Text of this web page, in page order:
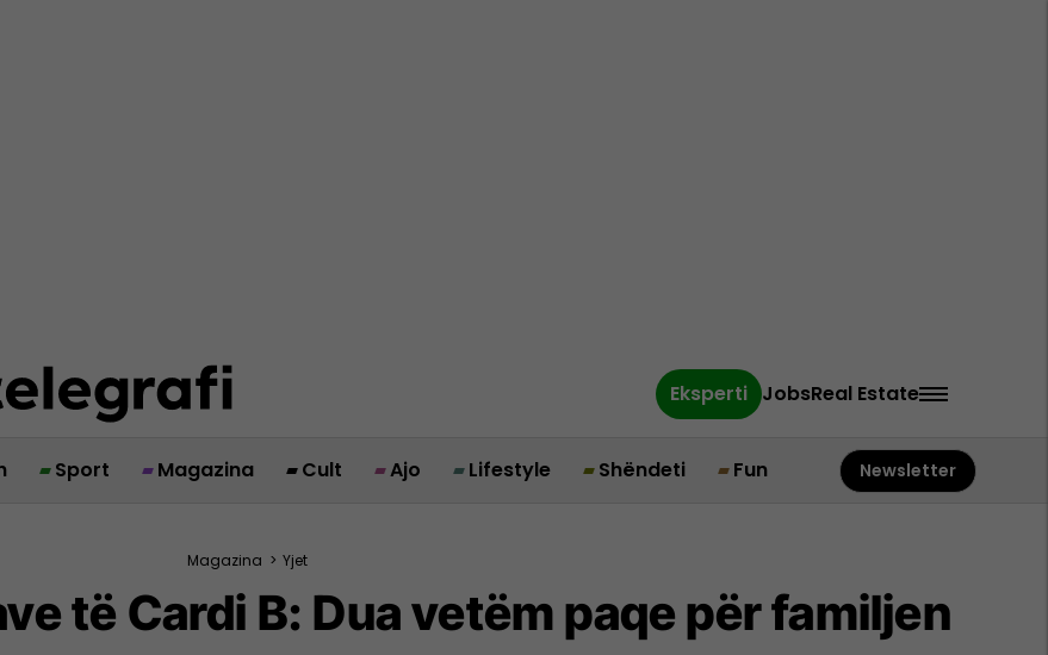
Eksperti JobsReal Estate
Sport Magazina Cult Ajo Lifestyle Shëndeti Fun Newsletter
Magazina > Yjet
të Cardi B: Dua vetëm paqe për familjen